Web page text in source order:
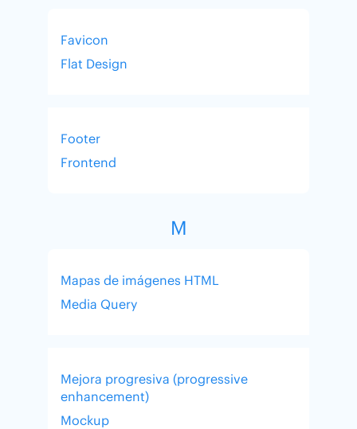
Favicon
Flat Design
Footer
Frontend
M
Mapas de imágenes HTML
Media Query
Mejora progresiva (progressive
enhancement)
Mockup